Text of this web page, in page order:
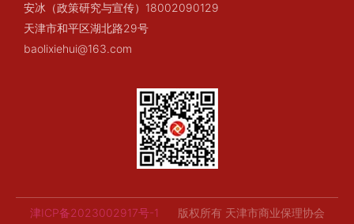
安冰（政策研究与宣传）18002090129
天津市和平区湖北路29号
baolixiehui@163.com
津ICP备2023002917号-1 版权所有 天津市商业保理协会